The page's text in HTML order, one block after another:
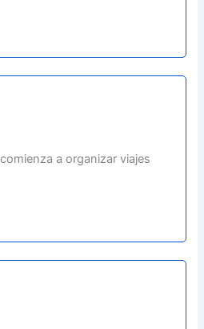
a organizar viajes